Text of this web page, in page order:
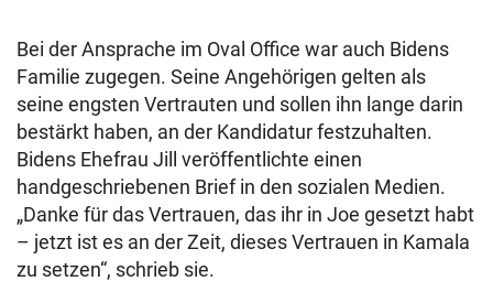
Bei der Ansprache im Oval Office war auch Bidens
Familie zugegen. Seine Angehörigen gelten als
seine engsten Vertrauten und sollen ihn lange darin
bestärkt haben, an der Kandidatur festzuhalten.
Bidens Ehefrau Jill veröffentlichte einen
handgeschriebenen Brief in den sozialen Medien.
„Danke für das Vertrauen, das ihr in Joe gesetzt habt
– jetzt ist es an der Zeit, dieses Vertrauen in Kamala
zu setzen“, schrieb sie.